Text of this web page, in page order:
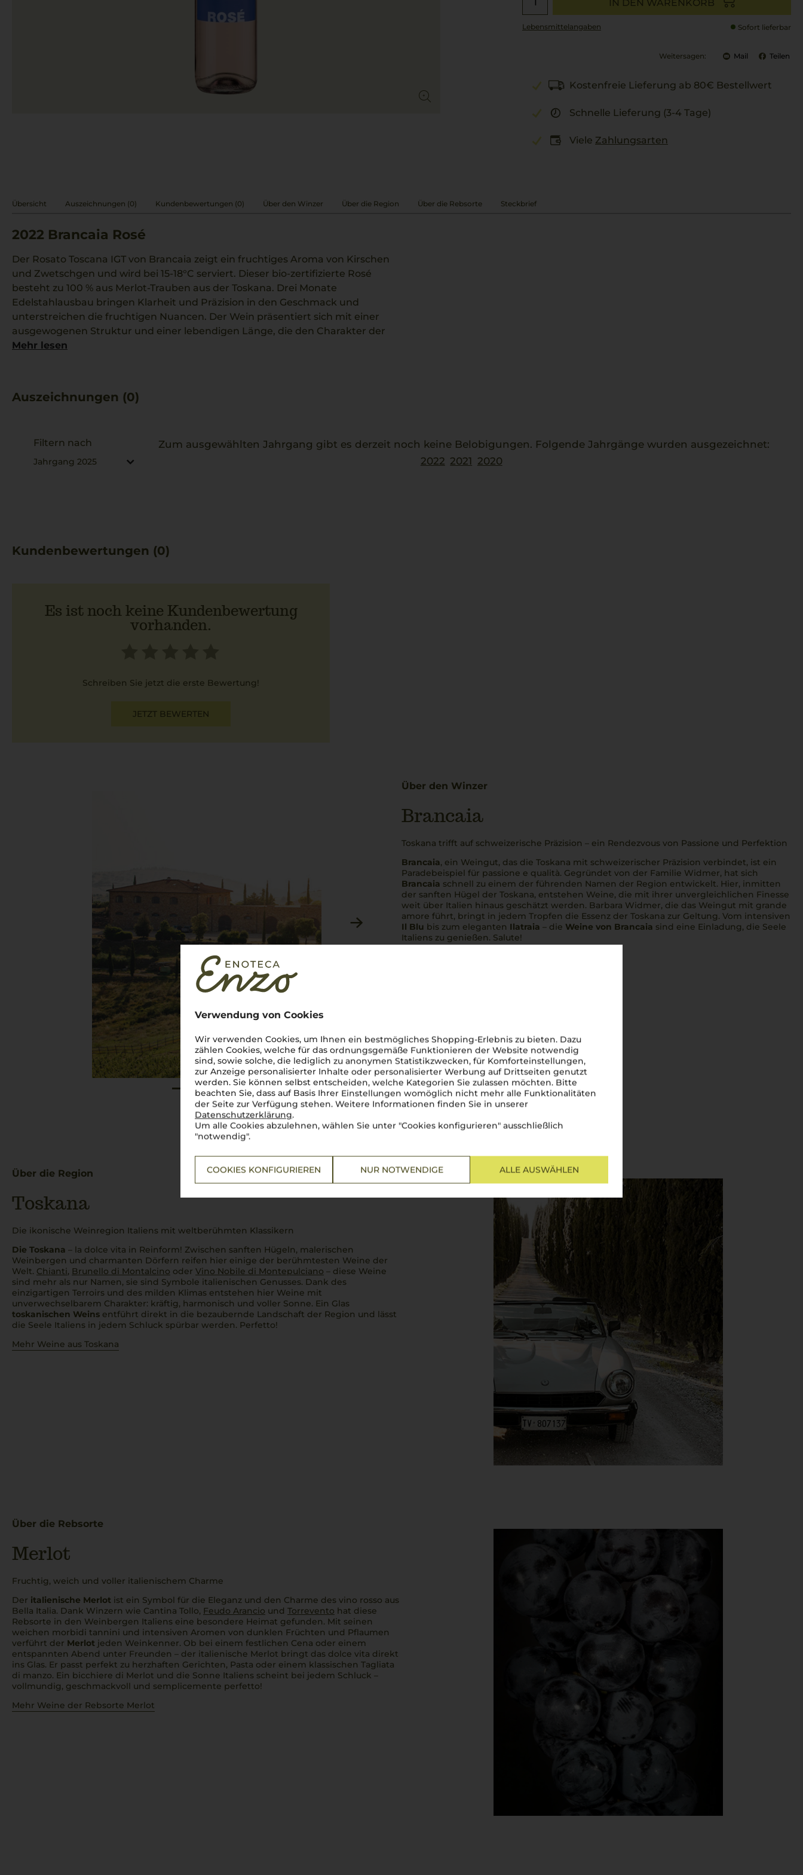
Verwendung von Cookies
Wir verwenden Cookies, um Ihnen ein bestmögliches Shopping-Erlebnis zu bieten. Dazu
zählen Cookies, welche für das ordnungsgemäße Funktionieren der Website notwendig
sind, sowie solche, die lediglich zu anonymen Statistikzwecken, für Komforteinstellungen,
zur Anzeige personalisierter Inhalte oder personalisierter Werbung auf Drittseiten genutzt
werden. Sie können selbst entscheiden, welche Kategorien Sie zulassen möchten. Bitte
beachten Sie, dass auf Basis Ihrer Einstellungen womöglich nicht mehr alle Funktionalitäten
der Seite zur Verfügung stehen. Weitere Informationen finden Sie in unserer
Datenschutzerklärung.
Um alle Cookies abzulehnen, wählen Sie unter "Cookies konfigurieren" ausschließlich
"notwendig".
COOKIES KONFIGURIEREN NUR NOTWENDIGE ALLE AUSWÄHLEN
IN DEN WARENKORB
Lebensmittel­angaben Sofort lieferbar
Weitersagen: Mail Teilen
Kostenfreie Lieferung ab 80€ Bestellwert
Schnelle Lieferung (3-4 Tage)
Viele Zahlungsarten
Übersicht Auszeichnungen (0) Kundenbewertungen (0) Über den Winzer Über die Region Über die Rebsorte Steckbrief
2022 Brancaia Rosé
Der Rosato Toscana IGT von Brancaia zeigt ein fruchtiges Aroma von Kirschen
und Zwetschgen und wird bei 15-18°C serviert. Dieser bio-zertifizierte Rosé
besteht zu 100 % aus Merlot-Trauben aus der Toskana. Drei Monate
Edelstahlausbau bringen Klarheit und Präzision in den Geschmack und
unterstreichen die fruchtigen Nuancen. Der Wein präsentiert sich mit einer
ausgewogenen Struktur und einer lebendigen Länge, die den Charakter der
Region reflektiert. Die Kombination aus modernen Techniken und Sorgfalt des
Mehr lesen
Auszeichnungen (0)
Filtern nach
Jahrgang 2025
Zum ausgewählten Jahrgang gibt es derzeit noch keine Belobigungen. Folgende Jahrgänge wurden ausgezeichnet:
2022 2021 2020
Kundenbewertungen (0)
Es ist noch keine Kundenbewertung
vorhanden.
Schreiben Sie jetzt die erste Bewertung!
JETZT BEWERTEN
Über den Winzer
Brancaia
Toskana trifft auf schweizerische Präzision – ein Rendezvous von Passione und Perfektion
Brancaia, ein Weingut, das die Toskana mit schweizerischer Präzision verbindet, ist ein
Paradebeispiel für passione e qualità. Gegründet von der Familie Widmer, hat sich
Brancaia schnell zu einem der führenden Namen der Region entwickelt. Hier, inmitten
der sanften Hügel der Toskana, entstehen Weine, die mit ihrer unvergleichlichen Finesse
weit über Italien hinaus geschätzt werden. Barbara Widmer, die das Weingut mit grande
amore führt, bringt in jedem Tropfen die Essenz der Toskana zur Geltung. Vom intensiven
Il Blu bis zum eleganten Ilatraia – die Weine von Brancaia sind eine Einladung, die Seele
Italiens zu genießen. Salute!
Über die Region
Toskana
Die ikonische Weinregion Italiens mit weltberühmten Klassikern
Die Toskana – la dolce vita in Reinform! Zwischen sanften Hügeln, malerischen
Weinbergen und charmanten Dörfern reifen hier einige der berühmtesten Weine der
Welt. Chianti, Brunello di Montalcino oder Vino Nobile di Montepulciano – diese Weine
sind mehr als nur Namen, sie sind Symbole italienischen Genusses. Dank des
einzigartigen Terroirs und des milden Klimas entstehen hier Weine mit
unverwechselbarem Charakter: kräftig, harmonisch und voller Sonne. Ein Glas
toskanischen Weins entführt direkt in die bezaubernde Landschaft der Region und lässt
die Seele Italiens in jedem Schluck spürbar werden. Perfetto!
Mehr Weine aus Toskana
Über die Rebsorte
Merlot
Fruchtig, weich und voller italienischem Charme
Der italienische Merlot ist ein Symbol für die Eleganz und den Charme des vino rosso aus
Bella Italia. Dank Winzern wie Cantina Tollo, Feudo Arancio und Torrevento hat diese
Rebsorte in den Weinbergen Italiens eine besondere Heimat gefunden. Mit seinen
weichen morbidi tannini und intensiven Aromen von dunklen Früchten und Pflaumen
verführt der Merlot jeden Weinkenner. Ob bei einem festlichen Cena oder einem
entspannten Abend unter Freunden – der italienische Merlot bringt das dolce vita direkt
ins Glas. Er passt perfekt zu herzhaften Gerichten, Pasta oder einem klassischen Tagliata
di manzo. Ein bicchiere di Merlot und die Sonne Italiens scheint bei jedem Schluck –
vollmundig, geschmackvoll und semplicemente perfetto!
Mehr Weine der Rebsorte Merlot